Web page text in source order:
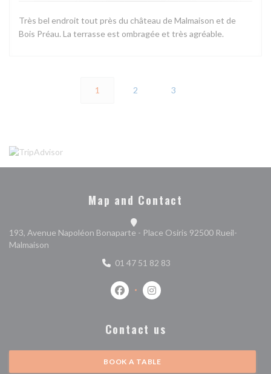
Très bel endroit tout près du château de Malmaison et de
Bois Préau. La terrasse est ombragée et très agréable.
1 2 3
Map and Contact
193, Avenue Napoléon Bonaparte - Place Osiris 92500 Rueil-
Malmaison
01 47 51 82 83
Facebook ((opens in a new window))
Instagram ((opens in a new
Contact us
BOOK A TABLE